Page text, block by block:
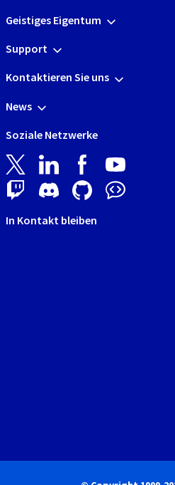
Geistiges Eigentum
Support
Kontaktieren Sie uns
News
Soziale Netzwerke
In Kontakt bleiben